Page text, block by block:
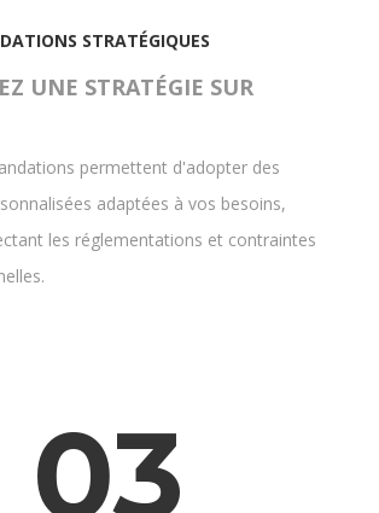
STRATÉGIQUES
UNE STRATÉGIE SUR
permettent d'adopter des
adaptées à vos besoins,
les réglementations et contraintes
03